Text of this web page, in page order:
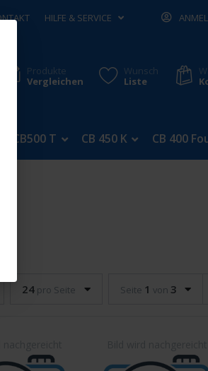
HILFE & SERVICE
Produkte
Vergleichen
Wunsch
Liste
CB500 T CB 450 K CB 400
24 pro Seite Seite 1 von 3